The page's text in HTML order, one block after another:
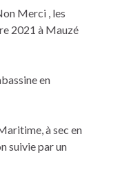
Merci , les
2021 à Mauzé
en
à sec en
suivie par un